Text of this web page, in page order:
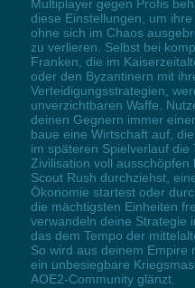
Multiplayer gegen Profis
diese Einstellungen, um
ohne sich im Chaos
zu verlieren. Selbst bei
Franken, die im
oder den Byzantinern mit
Verteidigungsstrategien,
unverzichtbaren Waffe.
deinen Gegnern immer
baue eine Wirtschaft auf,
im späteren Spielverlauf die
Zivilisation voll
Scout Rush durchziehst,
Ökonomie startest oder
die mächtigsten Einheiten
verwandeln deine Strategie
das dem Tempo der
So wird aus deinem Empire
ein unbesiegbare
AOE2-Community glänzt.